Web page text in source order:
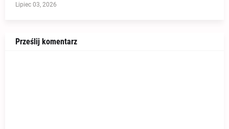
Lipiec 03, 2026
Prześlij komentarz